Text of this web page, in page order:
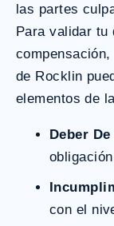
las partes
Para validar tu
de Rocklin
elementos de
Deber
con el